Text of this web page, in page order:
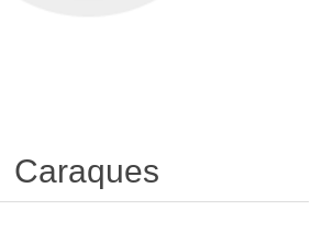
Caraques